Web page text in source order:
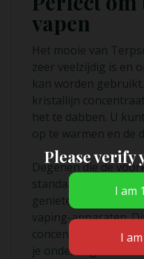
vapen
Het mooie van
zeer veelzijdig is en
kan worden
kristallijn
het te dabben. U
op te warmen en de
Degenen die de
standaard manier
genieten van dit
vaping-apparaten.
concentraten ook
je onderweg sterke
Please verify